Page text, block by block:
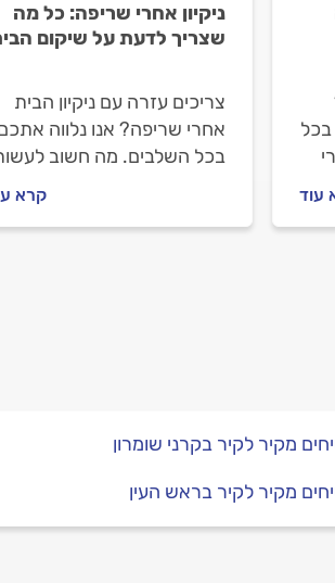
בכל
עוד
ניקיון אחרי שריפה: כל מה
שצריך לדעת על שיקום
צריכים עזרה עם ניקיון הבית
אחרי שריפה? אנו נלווה
בכל השלבים. מה חשוב
תתנהלו מולם וכמה עולה ניקיון
אחרי שריפה? ריכזנו עבורכם
קרא
מקיר לקיר בקרני שומרון
מקיר לקיר בראש העין